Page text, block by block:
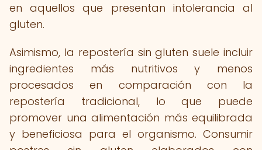
en aquellos que presentan intolerancia al
gluten.
Asimismo, la repostería sin gluten suele incluir
ingredientes más nutritivos y menos
procesados en comparación con la
repostería tradicional, lo que puede
promover una alimentación más equilibrada
y beneficiosa para el organismo. Consumir